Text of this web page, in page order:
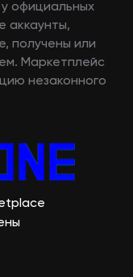
официальных
аккаунты,
получены или
Маркетплейс
незаконного